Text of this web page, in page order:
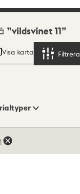
vildsvinet 11
Visa karta Filtrera